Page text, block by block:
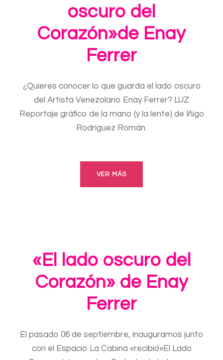
oscuro del
Corazón»de Enay
Ferrer
¿Quieres conocer lo que guarda el lado oscuro
del Artista Venezolano Enay Ferrer? LUZ
Reportaje gráfico de la mano (y la lente) de Iñigo
Rodríguez Román.
VER MÁS
«El lado oscuro del
Corazón» de Enay
Ferrer
El pasado 06 de septiembre, inauguramos junto
con el Espacio La Cabina «recibió»El Lado